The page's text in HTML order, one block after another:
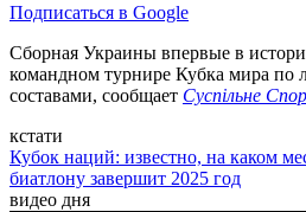
Подписаться в Google
Сборная Украины впервые в
командном турнире Кубка мира по
составами, сообщает Суспільне
кстати
Кубок наций: известно, на каком
биатлону завершит 2025 год
видео дня